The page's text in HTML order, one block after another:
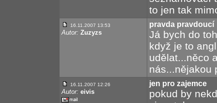
to jen tak
16.11.2007 13:53
Autor: Zuzyzs
pravda pravdoucí
Já bych do
když je to
udělat...něco
nás...nějakou
16.11.2007 12:26
Autor: eivis
jen pro zajemce
pokud by